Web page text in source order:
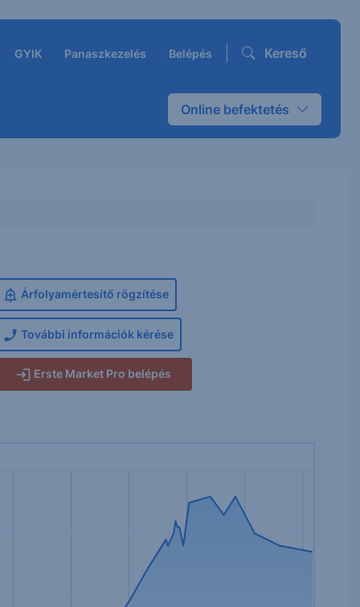
GYIK Panaszkezelés Belépés Kereső
Online befektetés
Árfolyamértesítő rögzítése
További információk kérése
Erste Market Pro belépés